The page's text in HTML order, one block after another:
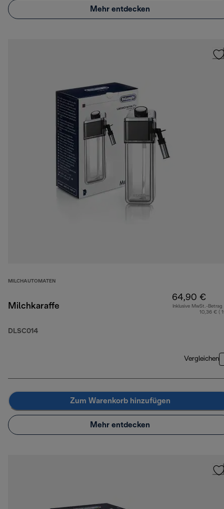
Mehr entdecken
MILCHAUTOMATEN
Milchkaraffe
DLSC014
64,90 €
Inklusive MwSt.-Betrag
10,36 € (
Vergleichen
Zum Warenkorb hinzufügen
Mehr entdecken